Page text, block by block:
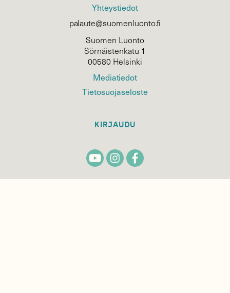
Yhteystiedot
palaute@suomenluonto.fi
Suomen Luonto
Sörnäistenkatu 1
00580 Helsinki
Mediatiedot
Tietosuojaseloste
KIRJAUDU